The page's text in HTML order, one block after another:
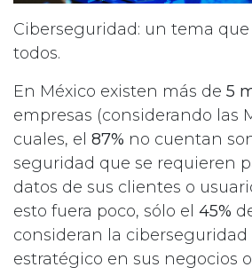
Ciberseguridad: un tema
todos.
En México existen más de 5
empresas (considerando las
cuales, el 87% no cuentan
seguridad que se requieren
datos de sus clientes o
esto fuera poco, sólo el 45%
consideran la
estratégico en sus negocios